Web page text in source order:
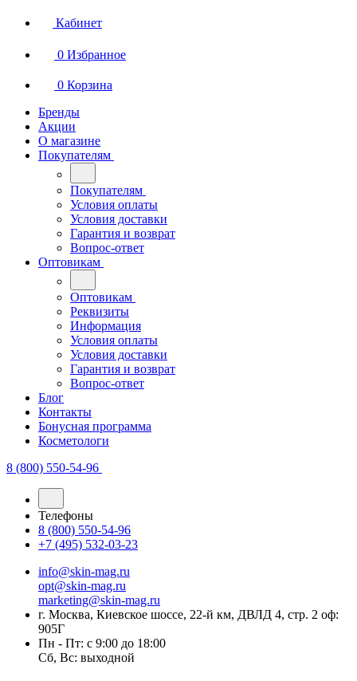
Кабинет
0 Избранное
0 Корзина
Бренды
Акции
О магазине
Покупателям
Покупателям
Условия оплаты
Условия доставки
Гарантия и возврат
Вопрос-ответ
Оптовикам
Оптовикам
Реквизиты
Информация
Условия оплаты
Условия доставки
Гарантия и возврат
Вопрос-ответ
Блог
Контакты
Бонусная программа
Косметологи
8 (800) 550-54-96
Телефоны
8 (800) 550-54-96
+7 (495) 532-03-23
info@skin-mag.ru
opt@skin-mag.ru
marketing@skin-mag.ru
г. Москва, Киевское шоссе, 22-й км, ДВЛД 4, стр. 2 оф:
905Г
Пн - Пт: с 9:00 до 18:00
Сб, Вс: выходной